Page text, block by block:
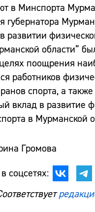
в Минспорта
губернатора
развитии
области”
поощрения
работников
спорта, а
вклад в развитие
в Мурманской
Громова
соцсетях: